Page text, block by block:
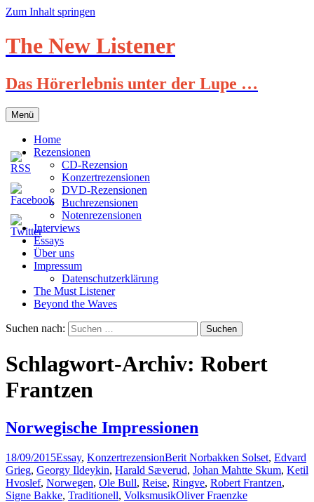
Zum Inhalt springen
The New Listener
Das Hörerlebnis unter der Lupe …
Menü
Home
Rezensionen
CD-Rezension
Konzertrezensionen
DVD-Rezensionen
Buchrezensionen
Notenrezensionen
Interviews
Essays
Über uns
Impressum
Datenschutzerklärung
The Must Listener
Beyond the Waves
Suchen nach:
Schlagwort-Archiv: Robert
Frantzen
Norwegische Impressionen
18/09/2015Essay, KonzertrezensionBerit Norbakken Solset, Edvard
Grieg, Georgy Ildeykin, Harald Sæverud, Johan Mahtte Skum, Ketil
Hvoslef, Norwegen, Ole Bull, Reise, Ringve, Robert Frantzen,
Signe Bakke, Traditionell, VolksmusikOliver Fraenzke